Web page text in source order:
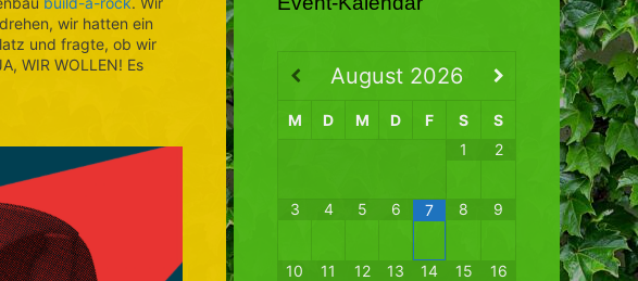
wir hatten ein
und fragte, ob wir
WIR WOLLEN! Es
August 2026
M D M D F S
S
1
2
3 4 5 6 7 8 9
10 11 12 13 14 15 16